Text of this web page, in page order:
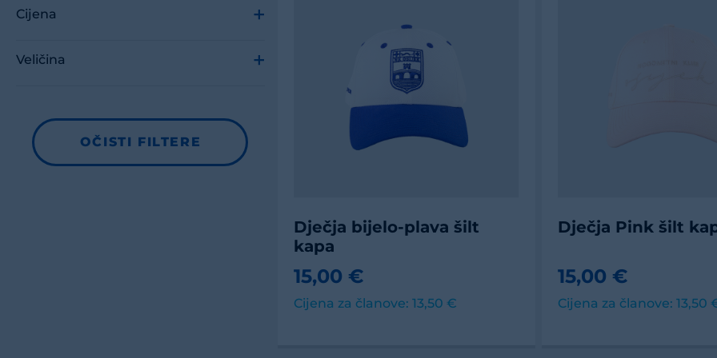
Cijena
Veličina
OČISTI FILTERE
Dječja bijelo-plava šilt
kapa
15,00 €
Cijena za članove: 13,50 €
Dječja Pink šilt
15,00 €
Cijena za članove: 13,50